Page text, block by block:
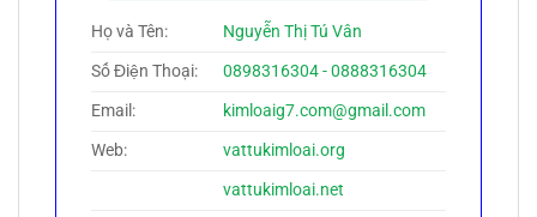
Họ và Tên:
Nguyễn Thị Tú Vân
Số Điện Thoại:
0898316304 - 0888316304
Email:
kimloaig7.com@gmail.com
Web:
vattukimloai.org
vattukimloai.net